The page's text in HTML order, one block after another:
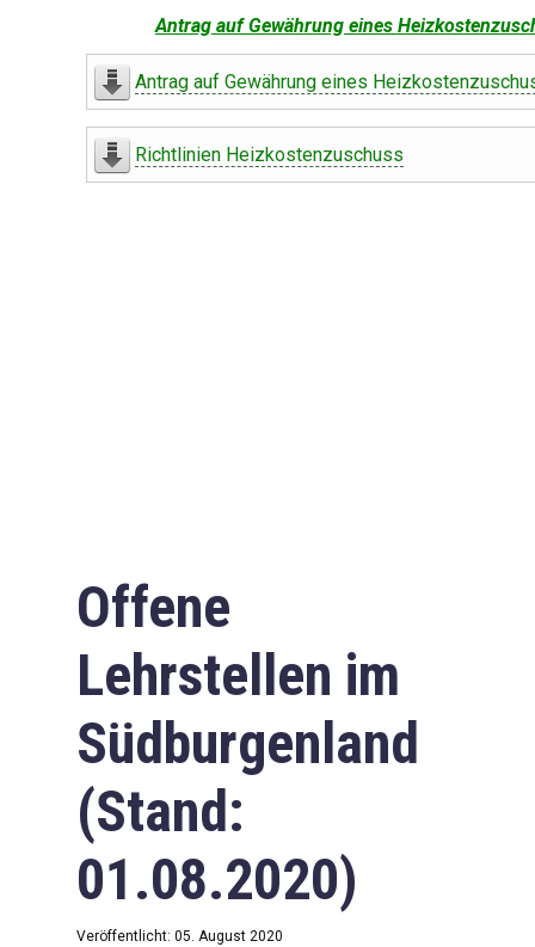
Antrag auf Gewährung eines
Antrag auf Gewährung eines
Richtlinien Heizkostenzuschuss
Offene
Lehrstellen im
Südburgenland
(Stand:
01.08.2020)
Veröffentlicht: 05. August 2020